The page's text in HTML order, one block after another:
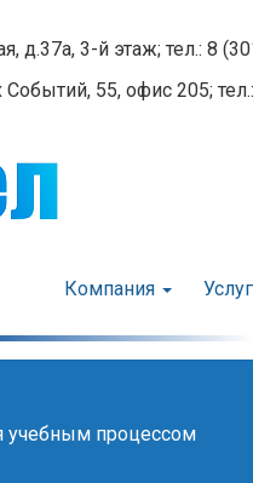
д.37а, 3-й этаж; тел.: 8
55, офис 205;
Компания
учебным процессом